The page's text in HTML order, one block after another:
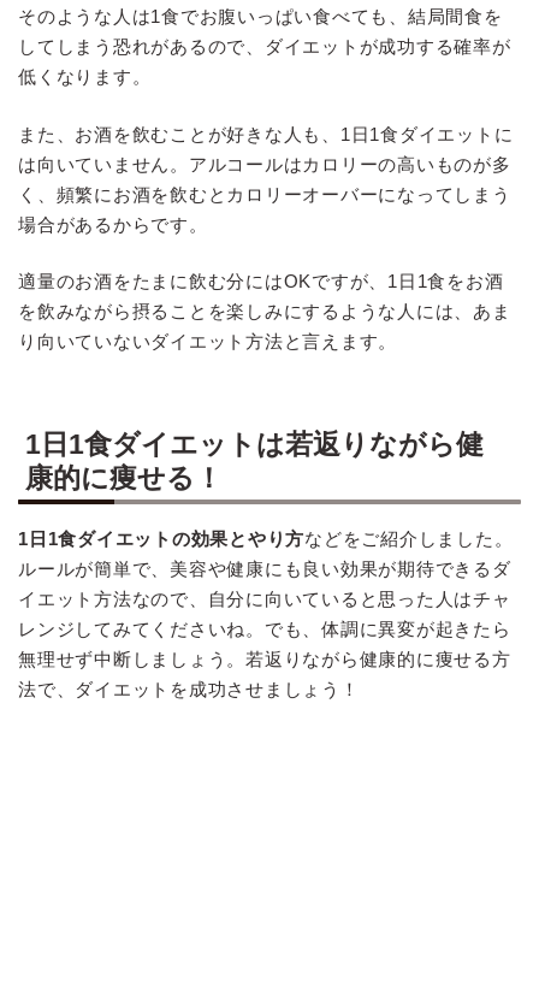
そのような人は1食でお腹いっぱい食べても、結局間食を
してしまう恐れがあるので、ダイエットが成功する確率が
低くなります。
また、お酒を飲むことが好きな人も、1日1食ダイエットに
は向いていません。アルコールはカロリーの高いものが多
く、頻繁にお酒を飲むとカロリーオーバーになってしまう
場合があるからです。
適量のお酒をたまに飲む分にはOKですが、1日1食をお酒
を飲みながら摂ることを楽しみにするような人には、あま
り向いていないダイエット方法と言えます。
1日1食ダイエットは若返りながら健
康的に痩せる！
1日1食ダイエットの効果とやり方などをご紹介しました。
ルールが簡単で、美容や健康にも良い効果が期待できるダ
イエット方法なので、自分に向いていると思った人はチャ
レンジしてみてくださいね。でも、体調に異変が起きたら
無理せず中断しましょう。若返りながら健康的に痩せる方
法で、ダイエットを成功させましょう！